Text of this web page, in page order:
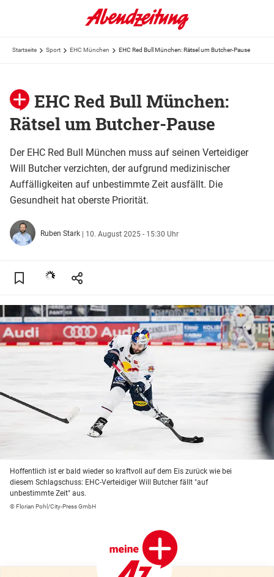
Startseite Sport EHC München EHC Red Bull München: Rätsel um Butcher-Pause
EHC Red Bull München:
Rätsel um Butcher-Pause
Der EHC Red Bull München muss auf seinen Verteidiger
Will Butcher verzichten, der aufgrund medizinischer
Auffälligkeiten auf unbestimmte Zeit ausfällt. Die
Gesundheit hat oberste Priorität.
Ruben Stark | 10. August 2025 - 15:30 Uhr
Hoffentlich ist er bald wieder so kraftvoll auf dem Eis zurück wie bei
diesem Schlagschuss: EHC-Verteidiger Will Butcher fällt "auf
unbestimmte Zeit" aus.
© Florian Pohl/City-Press GmbH